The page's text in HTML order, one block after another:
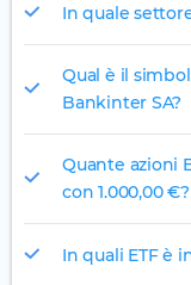
In quale
Qual è il
Bankinter SA?
Quante azioni
con 1.000,00 €?
In quali ETF è